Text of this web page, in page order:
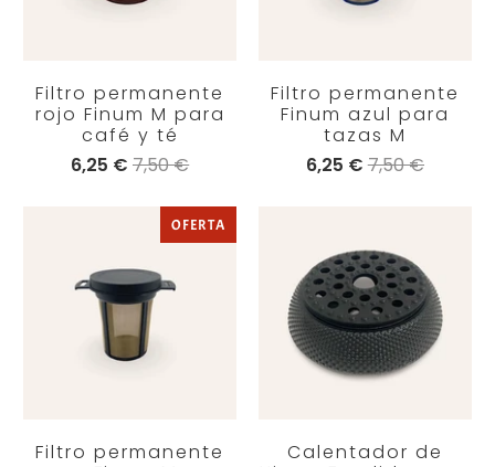
Filtro permanente
rojo Finum M para
café y té
6,25 €7,50 €
Filtro permanente
Finum azul para
tazas M
6,25 €7,50 €
OFERTA
Filtro permanente
Calentador de